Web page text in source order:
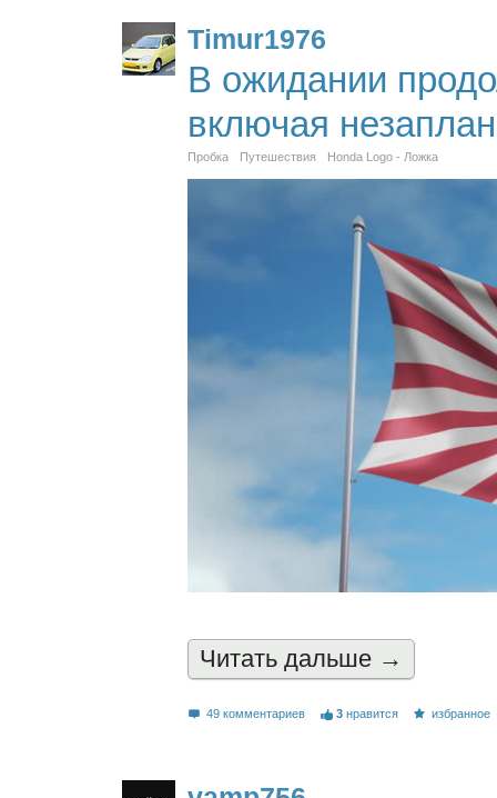
Timur1976
В ожидании
включая
Пробка Путешествия Honda Logo - Ложка
Читать дальшe →
49 комментариев 3 нравится избранное